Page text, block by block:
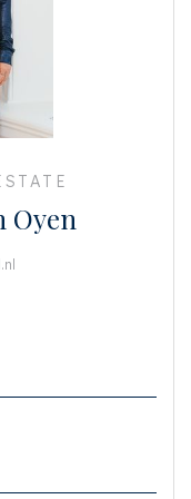
biedt een
van Amsterdam. Direct
waar de hal toegang
op de zonovergoten
het indrukwekkende
heeft een breedte van
blad, Quooker,
Swiss kookplaat met
veel opbergruimte. . De
! beschikbaar welke
Oyen